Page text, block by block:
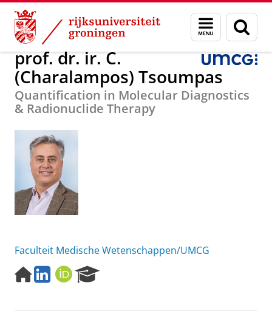
Skip
Content
Skip
Navigation
Menu
en
zoeken
prof. dr. ir. C. (Charalampos) Tsoumpas
prof. dr. ir. C.
(Charalampos) Tsoumpas
Quantification in Molecular Diagnostics
& Radionuclide Therapy
Faculteit Medische Wetenschappen/UMCG
H
o
e
L
i
k
O
R
I
e